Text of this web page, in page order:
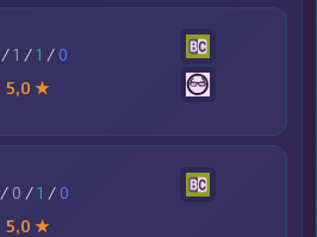
/1 /1 /0
5,0 ★
/ 0 /1 /0
5,0 ★